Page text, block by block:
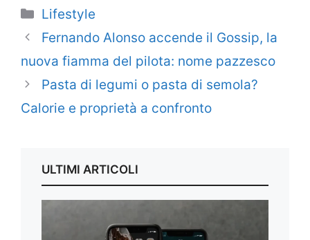
Categorie
Lifestyle
Fernando Alonso accende il Gossip, la
nuova fiamma del pilota: nome pazzesco
Pasta di legumi o pasta di semola?
Calorie e proprietà a confronto
ULTIMI ARTICOLI